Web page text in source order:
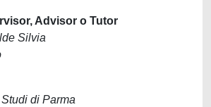
Advisor o Tutor
Silvia
di Parma